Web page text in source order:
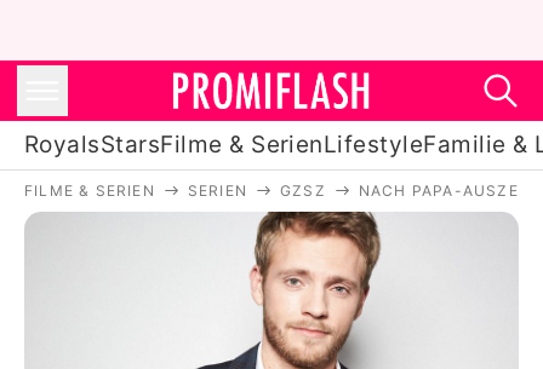
RoyalsStarsFilme & SerienLifestyleFamilie &
Royals
Stars
Filme & Serien
FILME & SERIEN SERIEN GZSZ NACH PAPA-